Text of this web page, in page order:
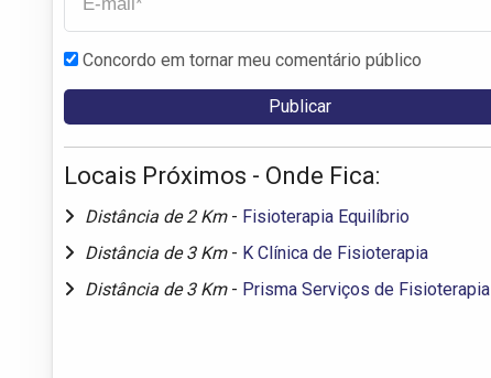
Concordo em tornar meu comentário público
Locais Próximos - Onde Fica:
Distância de 2 Km - Fisioterapia Equilíbrio
Distância de 3 Km - K Clínica de Fisioterapia
Distância de 3 Km - Prisma Serviços de Fisioterapia